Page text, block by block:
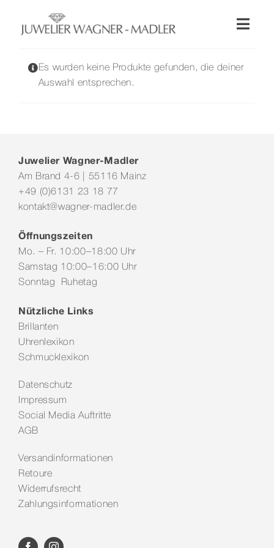
springen
Wellendorff
Service & Leistungen
Es wurden keine Produkte gefunden, die deiner
Auswahl entsprechen.
Juwelier Wagner-Madler
Am Brand 4-6 | 55116 Mainz
+49 (0)6131 23 18 77
kontakt@wagner-madler.de
Öffnungszeiten
Mo. – Fr. 10:00–18:00 Uhr
Samstag 10:00–16:00 Uhr
Sonntag Ruhetag
Nützliche Links
Brillanten
Uhrenlexikon
Schmucklexikon
Datenschutz
Impressum
Social Media Auftritte
AGB
Versandinformationen
Retoure
Widerrufsrecht
Zahlungsinformationen